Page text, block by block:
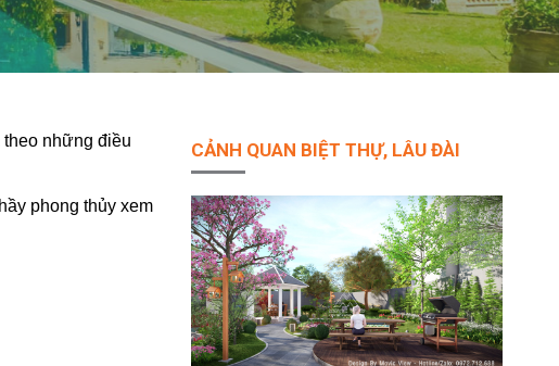
theo những điều
phong thủy xem
CẢNH QUAN BIỆT THỰ, LÂU ĐÀI